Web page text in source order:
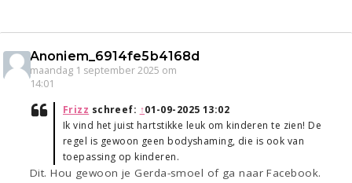
Anoniem_6914fe5b4168d
maandag 1 september 2025 om
14:01
Frizz schreef: ↑01-09-2025 13:02
Ik vind het juist hartstikke leuk om kinderen te zien! De
regel is gewoon geen bodyshaming, die is ook van
toepassing op kinderen.
Dit. Hou gewoon je Gerda-smoel of ga naar Facebook.